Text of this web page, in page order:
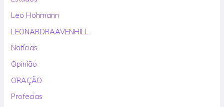
Leo Hohmann
LEONARDRAAVENHILL
Notícias
Opinião
ORAÇÃO
Profecias